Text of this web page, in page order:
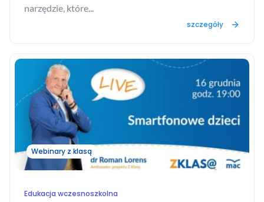
narzędzie, które...
szczegóły
Webinary z klasą
Edukacja wczesnoszkolna